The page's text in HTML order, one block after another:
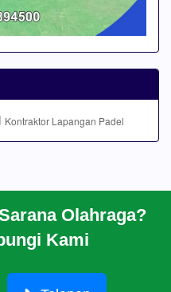
Olahraga?
Kami
Kontraktor Lapangan Padel